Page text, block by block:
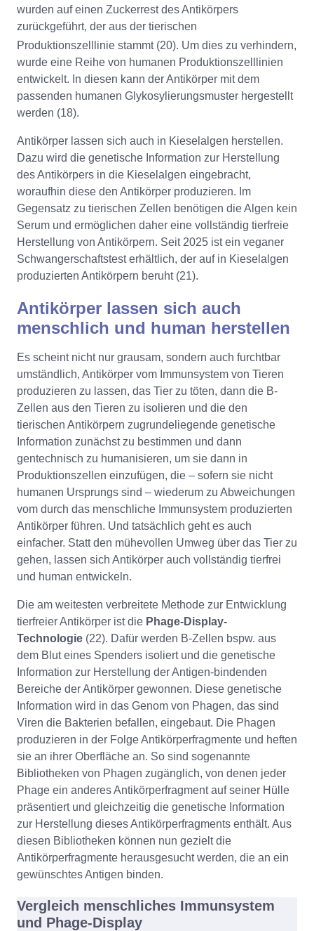
wurden auf einen Zuckerrest des Antikörpers
zurückgeführt, der aus der tierischen
Produktionszelllinie stammt (20). Um dies zu verhindern,
wurde eine Reihe von humanen Produktionszelllinien
entwickelt. In diesen kann der Antikörper mit dem
passenden humanen Glykosylierungsmuster hergestellt
werden (18).
Antikörper lassen sich auch in Kieselalgen herstellen.
Dazu wird die genetische Information zur Herstellung
des Antikörpers in die Kieselalgen eingebracht,
woraufhin diese den Antikörper produzieren. Im
Gegensatz zu tierischen Zellen benötigen die Algen kein
Serum und ermöglichen daher eine vollständig tierfreie
Herstellung von Antikörpern. Seit 2025 ist ein veganer
Schwangerschaftstest erhältlich, der auf in Kieselalgen
produzierten Antikörpern beruht (21).
Antikörper lassen sich auch
menschlich und human herstellen
Es scheint nicht nur grausam, sondern auch furchtbar
umständlich, Antikörper vom Immunsystem von Tieren
produzieren zu lassen, das Tier zu töten, dann die B-
Zellen aus den Tieren zu isolieren und die den
tierischen Antikörpern zugrundeliegende genetische
Information zunächst zu bestimmen und dann
gentechnisch zu humanisieren, um sie dann in
Produktionszellen einzufügen, die – sofern sie nicht
humanen Ursprungs sind – wiederum zu Abweichungen
vom durch das menschliche Immunsystem produzierten
Antikörper führen. Und tatsächlich geht es auch
einfacher. Statt den mühevollen Umweg über das Tier zu
gehen, lassen sich Antikörper auch vollständig tierfrei
und human entwickeln.
Die am weitesten verbreitete Methode zur Entwicklung
tierfreier Antikörper ist die Phage-Display-
Technologie (22). Dafür werden B-Zellen bspw. aus
dem Blut eines Spenders isoliert und die genetische
Information zur Herstellung der Antigen-bindenden
Bereiche der Antikörper gewonnen. Diese genetische
Information wird in das Genom von Phagen, das sind
Viren die Bakterien befallen, eingebaut. Die Phagen
produzieren in der Folge Antikörperfragmente und heften
sie an ihrer Oberfläche an. So sind sogenannte
Bibliotheken von Phagen zugänglich, von denen jeder
Phage ein anderes Antikörperfragment auf seiner Hülle
präsentiert und gleichzeitig die genetische Information
zur Herstellung dieses Antikörperfragments enthält. Aus
diesen Bibliotheken können nun gezielt die
Antikörperfragmente herausgesucht werden, die an ein
gewünschtes Antigen binden.
Vergleich menschliches Immunsystem
und Phage-Display